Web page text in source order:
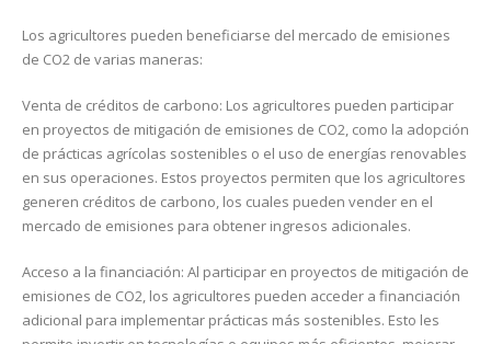
Los agricultores pueden beneficiarse del mercado de emisiones
de CO2 de varias maneras:
Venta de créditos de carbono: Los agricultores pueden participar
en proyectos de mitigación de emisiones de CO2, como la adopción
de prácticas agrícolas sostenibles o el uso de energías renovables
en sus operaciones. Estos proyectos permiten que los agricultores
generen créditos de carbono, los cuales pueden vender en el
mercado de emisiones para obtener ingresos adicionales.
Acceso a la financiación: Al participar en proyectos de mitigación de
emisiones de CO2, los agricultores pueden acceder a financiación
adicional para implementar prácticas más sostenibles. Esto les